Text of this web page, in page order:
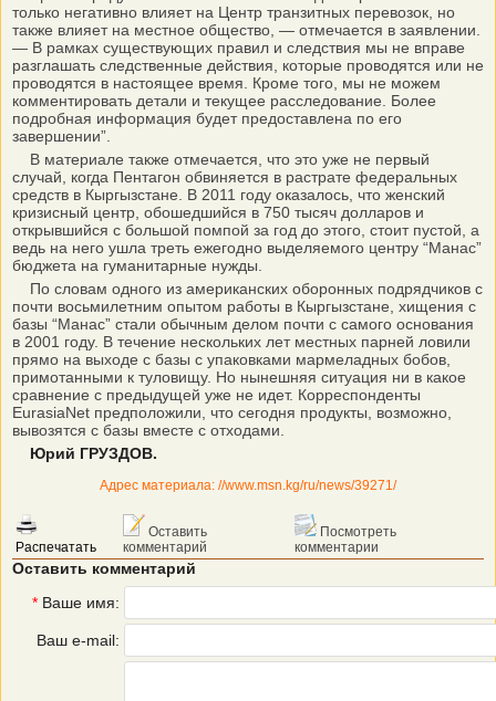
только негативно влияет на Центр транзитных перевозок, но
также влияет на местное общество, — отмечается в заявлении.
— В рамках существующих правил и следствия мы не вправе
разглашать следственные действия, которые проводятся или не
проводятся в настоящее время. Кроме того, мы не можем
комментировать детали и текущее расследование. Более
подробная информация будет предоставлена по его
завершении”.
В материале также отмечается, что это уже не первый
случай, когда Пентагон обвиняется в растрате федеральных
средств в Кыргызстане. В 2011 году оказалось, что женский
кризисный центр, обошедшийся в 750 тысяч долларов и
открывшийся с большой помпой за год до этого, стоит пустой, а
ведь на него ушла треть ежегодно выделяемого центру “Манас”
бюджета на гуманитарные нужды.
По словам одного из американских оборонных подрядчиков с
почти восьмилетним опытом работы в Кыргызстане, хищения с
базы “Манас” стали обычным делом почти с самого основания
в 2001 году. В течение нескольких лет местных парней ловили
прямо на выходе с базы с упаковками мармеладных бобов,
примотанными к туловищу. Но нынешняя ситуация ни в какое
сравнение с предыдущей уже не идет. Корреспонденты
EurasiaNet предположили, что сегодня продукты, возможно,
вывозятся с базы вместе с отходами.
Юрий ГРУЗДОВ.
Адрес материала: //www.msn.kg/ru/news/39271/
Распечатать
Оставить
комментарий
Посмотреть
комментарии
Оставить комментарий
* Ваше имя:
Ваш e-mail: